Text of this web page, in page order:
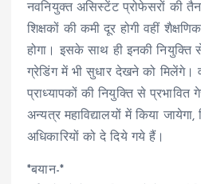
नवनियुक्त असिस्टेंट प्रोफेसरों की
शिक्षकों की कमी दूर होगी वहीं
होगा। इसके साथ ही इनकी नियुक्ति
ग्रेडिंग में भी सुधार देखने को मिलेंगे।
प्राध्यापकों की नियुक्ति से
अन्यत्र महाविद्यालयों में किया जायेगा,
अधिकारियों को दे दिये गये हैं।
*बयान-*